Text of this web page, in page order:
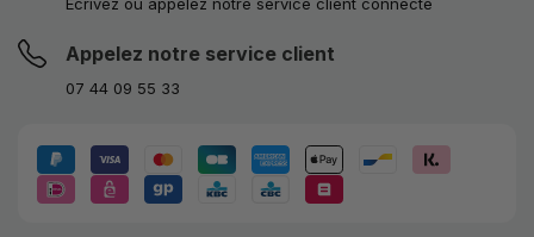
Appelez notre service client
07 44 09 55 33